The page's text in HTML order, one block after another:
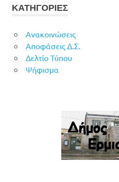
ΚΑΤΗΓΟΡΙΕΣ
Ανακοινώσεις
Αποφάσεις Δ.Σ.
Δελτίο Τύπου
Ψήφισμα